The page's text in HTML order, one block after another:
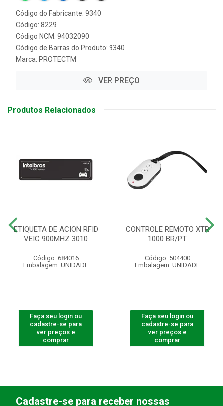
Código do Fabricante: 9340
Código: 8229
Código NCM: 94032090
Código de Barras do Produto: 9340
Marca: PROTECTM
VER PREÇO
Produtos Relacionados
ETIQUETA DE ACION RFID
VEIC 900MHZ 3010
Código: 684016
Embalagem: UNIDADE
Faça seu login ou
cadastre-se para
ver preços e
comprar
CONTROLE REMOTO XTR
1000 BR/PT
Código: 504400
Embalagem: UNIDADE
Faça seu login ou
cadastre-se para
ver preços e
comprar
Cadastre-se para receber nossas